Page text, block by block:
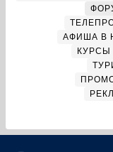
АФИША В